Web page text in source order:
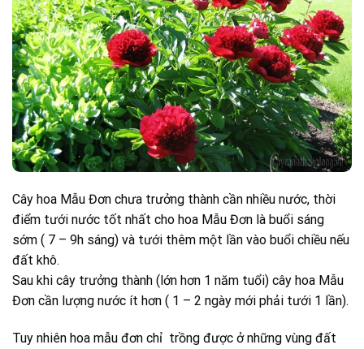
Cây hoa Mẫu Đơn chưa trưởng thành cần nhiều nước, thời
điểm tưới nước tốt nhất cho hoa Mẫu Đơn là buổi sáng
sớm ( 7 – 9h sáng) và tưới thêm một lần vào buổi chiều nếu
đất khô.
Sau khi cây trưởng thành (lớn hơn 1 năm tuổi) cây hoa Mẫu
Đơn cần lượng nước ít hơn ( 1 – 2 ngày mới phải tưới 1 lần).
Tuy nhiên hoa mẫu đơn chỉ trồng được ở những vùng đất